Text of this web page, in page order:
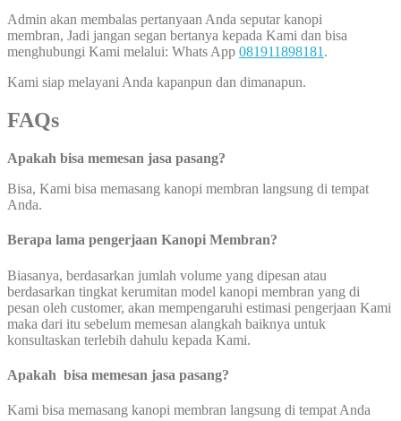
Admin akan membalas pertanyaan Anda seputar kanopi
membran, Jadi jangan segan bertanya kepada Kami dan bisa
menghubungi Kami melalui: Whats App 081911898181 .
Kami siap melayani Anda kapanpun dan dimanapun.
FAQs
Apakah bisa memesan jasa pasang?
Bisa, Kami bisa memasang kanopi membran langsung di tempat
Anda.
Berapa lama pengerjaan Kanopi Membran?
Biasanya, berdasarkan jumlah volume yang dipesan atau
berdasarkan tingkat kerumitan model kanopi membran yang di
pesan oleh customer, akan mempengaruhi estimasi pengerjaan Kami
maka dari itu sebelum memesan alangkah baiknya untuk
konsultaskan terlebih dahulu kepada Kami.
Apakah bisa memesan jasa pasang?
Kami bisa memasang kanopi membran langsung di tempat Anda